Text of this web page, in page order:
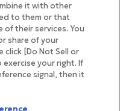
Ltd.
it with other
to them or that
of their services. You
share of your
click [Do Not Sell or
exercise your right. If
signal, then it